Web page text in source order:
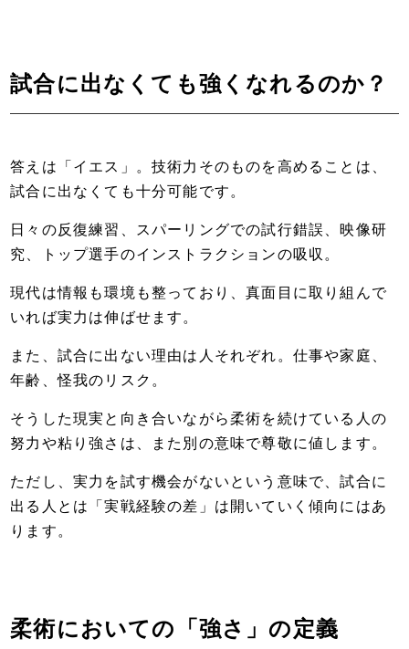
試合に出なくても強くなれるのか？
答えは「イエス」。技術力そのものを高めることは、
試合に出なくても十分可能です。
日々の反復練習、スパーリングでの試行錯誤、映像研
究、トップ選手のインストラクションの吸収。
現代は情報も環境も整っており、真面目に取り組んで
いれば実力は伸ばせます。
また、試合に出ない理由は人それぞれ。仕事や家庭、
年齢、怪我のリスク。
そうした現実と向き合いながら柔術を続けている人の
努力や粘り強さは、また別の意味で尊敬に値します。
ただし、実力を試す機会がないという意味で、試合に
出る人とは「実戦経験の差」は開いていく傾向にはあ
ります。
柔術においての「強さ」の定義